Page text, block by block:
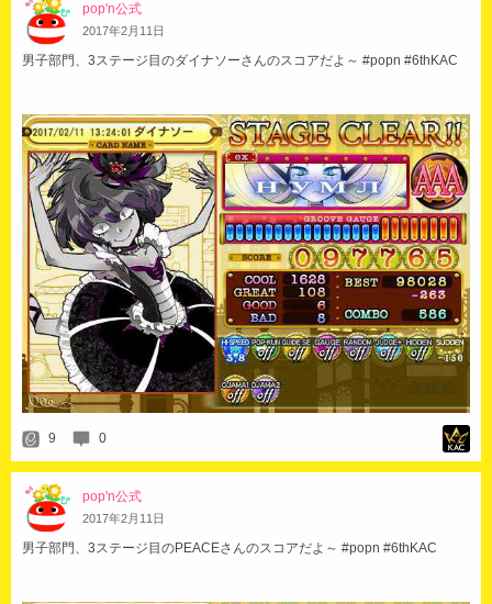
pop'n公式
2017年2月 11 日
男子部門、3ステージ目のダイナソーさんのスコアだよ～ #popn #6thKAC
9 0
pop'n公式
2017年2月 11 日
男子部門、3ステージ目のPEACEさんのスコアだよ～ #popn #6thKAC